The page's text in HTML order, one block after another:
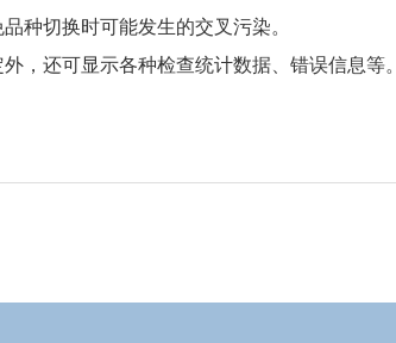
种切换时可能发生的交叉污染。
，还可显示各种检查统计数据、错误信息等。